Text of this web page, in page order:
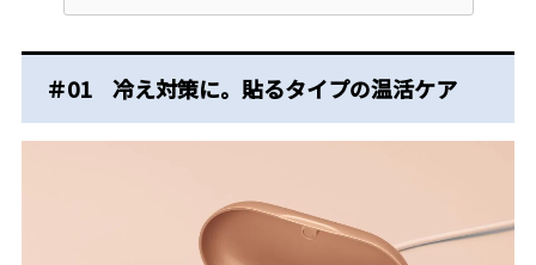
＃01 冷え対策に。貼るタイプの温活ケア